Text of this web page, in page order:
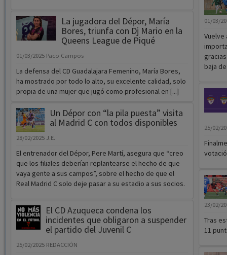
La jugadora del Dépor, María
Bores, triunfa con Dj Mario en la
Queens League de Piqué
01/03/2025 Paco Campos
La defensa del CD Guadalajara Femenino, María Bores,
ha mostrado por todo lo alto, su excelente calidad, solo
propia de una mujer que jugó como profesional en [...]
Un Dépor con “la pila puesta” visita
al Madrid C con todos disponibles
28/02/2025 J.E.
El entrenador del Dépor, Pere Martí, asegura que “creo
que los filiales deberían replantearse el hecho de que
vaya gente a sus campos”, sobre el hecho de que el
Real Madrid C solo deje pasar a su estadio a sus socios.
El CD Azuqueca condena los
incidentes que obligaron a suspender
el partido del Juvenil C
25/02/2025 REDACCIÓN
01/03/
Vuelve
baja
25/02/
23/02/
Tras
11